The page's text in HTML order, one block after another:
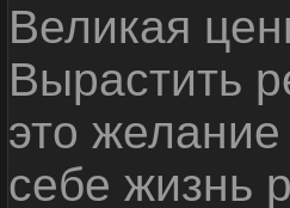
Великая
Вырастить
это
себе жизнь